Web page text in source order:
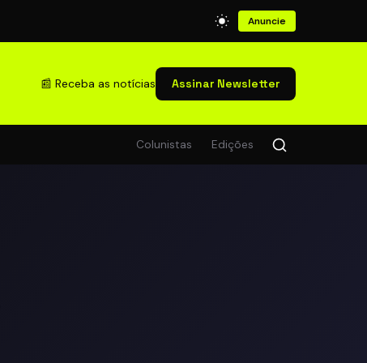
Anuncie
📰 Receba as notícias Assinar Newsletter
Colunistas Edições